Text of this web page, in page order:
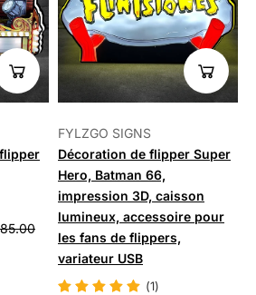
FYLZGO SIGNS
Décoration de flipper Super
Hero, Batman 66,
impression 3D, caisson
lumineux, accessoire pour
les fans de flippers,
variateur USB
(1)